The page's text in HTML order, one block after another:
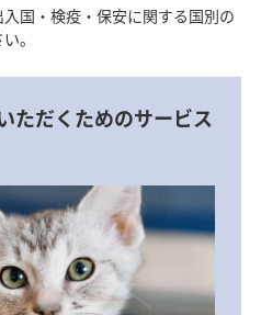
国・検疫・保安に関する国別の
。
ただくためのサービス